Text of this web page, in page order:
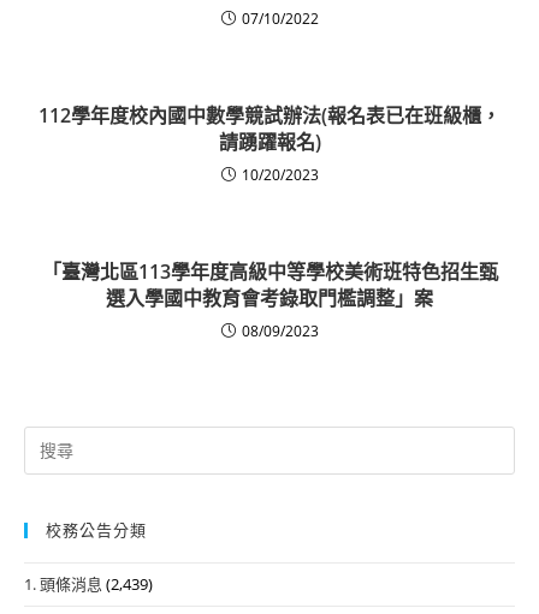
07/10/2022
112學年度校內國中數學競試辦法(報名表已在班級櫃，
請踴躍報名)
10/20/2023
「臺灣北區113學年度高級中等學校美術班特色招生甄
選入學國中教育會考錄取門檻調整」案
08/09/2023
Search
for:
校務公告分類
1. 頭條消息 (2,439)